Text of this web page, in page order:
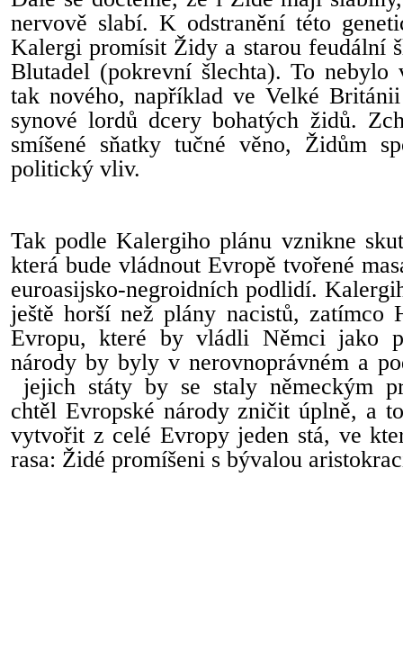
nervově slabí. K odstranění této
Kalergi promísit Židy a starou feudální
Blutadel (pokrevní šlechta). To
tak nového, například ve Velké
synové lordů dcery bohatých židů.
smíšené sňatky tučné věno, Židům
politický vliv.
Tak podle Kalergiho plánu vznikne
která bude vládnout Evropě tvořené
euroasijsko-negroidních podlidí.
ještě horší než plány nacistů, zatímco
Evropu, které by vládli Němci jako
národy by byly v nerovnoprávném a
jejich státy by se staly německým
chtěl Evropské národy zničit úplně, a
vytvořit z celé Evropy jeden stá, ve
rasa: Židé promíšeni s bývalou